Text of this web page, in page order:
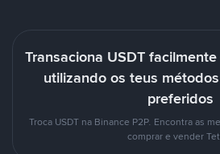
Transaciona USDT
utilizando os teus
preferidos
Troca USDT na Binance P2P. Encontra as
comprar e vender